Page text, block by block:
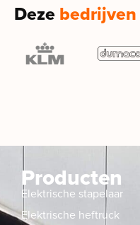
Dezebedrijven
Producten
Elektrische stapelaar
Elektrische heftruck